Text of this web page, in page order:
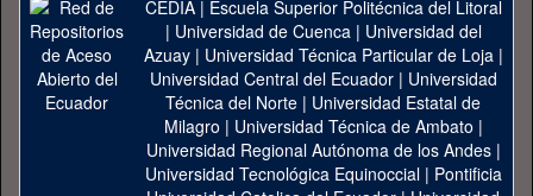
CEDIA| Escuela Superior Politécnica del Litoral
| Universidad de Cuenca| Universidad del
Azuay| Universidad Técnica Particular de Loja|
Universidad Central del Ecuador| Universidad
Técnica del Norte | Universidad Estatal de
Milagro | Universidad Técnica de Ambato |
Universidad Regional Autónoma de los Andes|
Universidad Tecnológica Equinoccial| Pontificia